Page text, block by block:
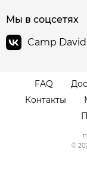
Мы в соцсетях
Camp David
FAQ
Контакты
©